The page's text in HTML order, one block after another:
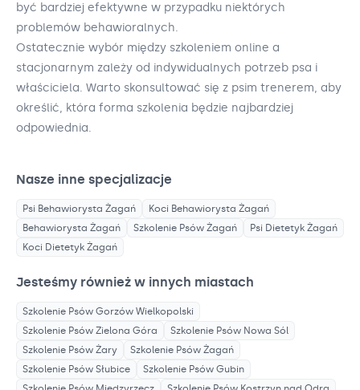
być bardziej efektywne w przypadku niektórych
problemów behawioralnych.
Ostatecznie wybór między szkoleniem online a
stacjonarnym zależy od indywidualnych potrzeb psa i
właściciela. Warto skonsultować się z psim trenerem, aby
określić, która forma szkolenia będzie najbardziej
odpowiednia.
Nasze inne specjalizacje
Psi Behawiorysta Żagań Koci Behawiorysta Żagań
Behawiorysta Żagań Szkolenie Psów Żagań Psi Dietetyk Żagań
Koci Dietetyk Żagań
Jesteśmy również w innych miastach
Szkolenie Psów Gorzów Wielkopolski
Szkolenie Psów Zielona Góra Szkolenie Psów Nowa Sól
Szkolenie Psów Żary Szkolenie Psów Żagań
Szkolenie Psów Słubice Szkolenie Psów Gubin